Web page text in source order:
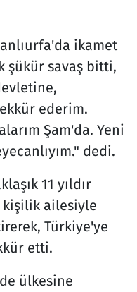
ikamet
şükür savaş bitti,
ederim.
Şam'da. Yeni
dedi.
11 yıldır
kişilik ailesiyle
Türkiye'ye
etti.
ülkesine